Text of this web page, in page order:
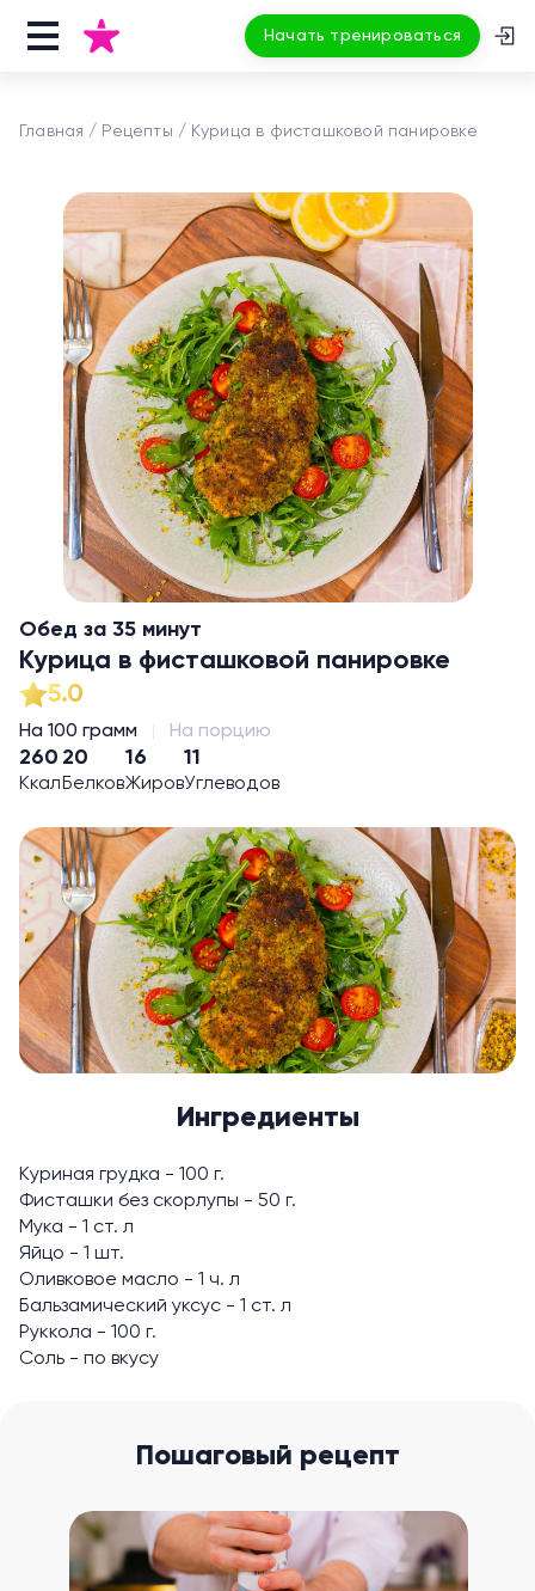
Начать тренироваться
Главная Рецепты Курица в фисташковой панировке
Обед за 35 минут
Курица в фисташковой панировке
5.0
На 100 грамм На порцию
260
Ккал
20
Белков
16
Жиров
11
Углеводов
Ингредиенты
Куриная грудка - 100 г.
Фисташки без скорлупы - 50 г.
Мука - 1 ст. л
Яйцо - 1 шт.
Оливковое масло - 1 ч. л
Бальзамический уксус - 1 ст. л
Руккола - 100 г.
Соль - по вкусу
Пошаговый рецепт